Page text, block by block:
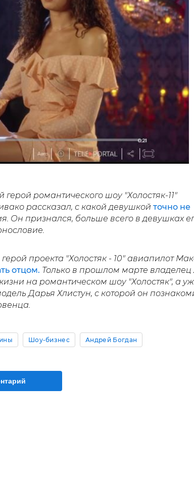
романтического шоу "Холостяк-11"
рассказал, с какой девушкой точно не
Он признался, больше всего в девушках
проекта "Холостяк - 10" авиапилот
отцом. Только в прошлом марте владелец
на романтическом шоу "Холостяк", а
Дарья Хлистун, с которой он
Шоу-бизнес Андрей Богдан